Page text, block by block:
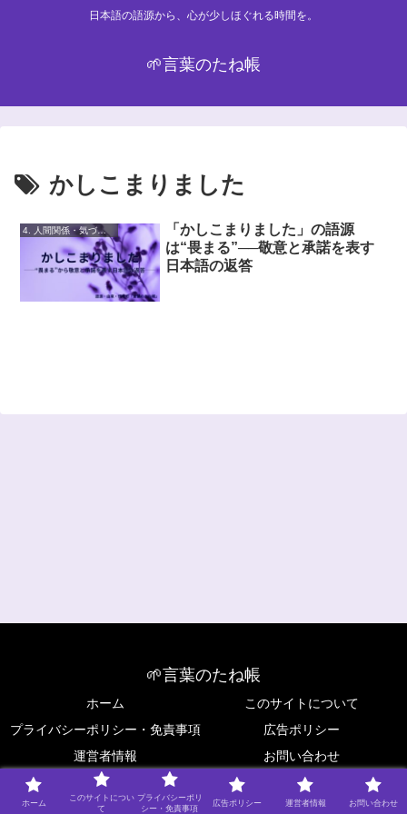
日本語の語源から、心が少しほぐれる時間を。
🌱言葉のたね帳
かしこまりました
4. 人間関係・気づかい
「かしこまりました」の語源
は“畏まる”──敬意と承諾を表す
日本語の返答
🌱言葉のたね帳
ホーム
このサイトについて
プライバシーポリシー・免責事項
広告ポリシー
運営者情報
お問い合わせ
Copyright © 2025 🌱言葉のたね帳 All Rights Reserved.
ホーム
このサイトについ
て
プライバシーポリ
シー・免責事項
広告ポリシー 運営者情報 お問い合わせ